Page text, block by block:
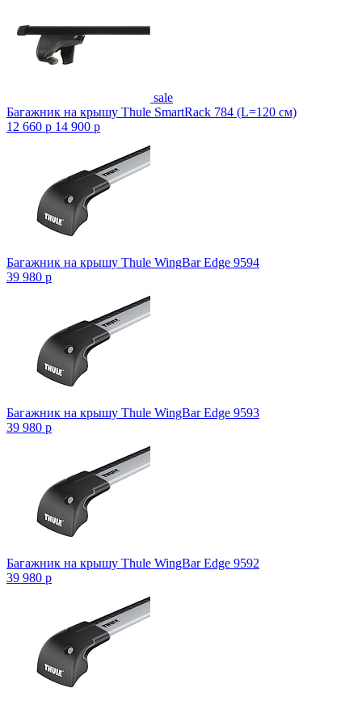
sale
Багажник на крышу Thule SmartRack 784 (L=120 см)
12 660 p 14 900 p
Багажник на крышу Thule WingBar Edge 9594
39 980 p
Багажник на крышу Thule WingBar Edge 9593
39 980 p
Багажник на крышу Thule WingBar Edge 9592
39 980 p